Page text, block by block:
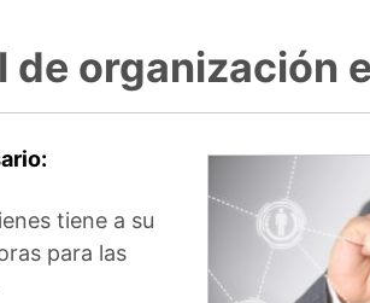
de organización
tiene a su
para las